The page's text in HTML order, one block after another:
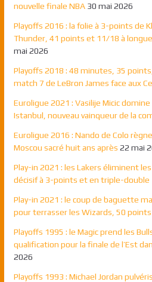
nouvelle finale NBA 30 mai 2026
Playoffs 2016 : la folie à 3-points de
Thunder, 41 points et 11/18 à
mai 2026
Playoffs 2018 : 48 minutes, 35
match 7 de LeBron James face aux
Euroligue 2021 : Vasilije Micic
Istanbul, nouveau vainqueur de la
Euroligue 2016 : Nando de Colo
Moscou sacré huit ans après 22 mai
Play-in 2021 : les Lakers éliminent
décisif à 3-points et en triple-double
Play-in 2021 : le coup de baguette
pour terrasser les Wizards, 50 points
Playoffs 1995 : le Magic prend les
qualification pour la finale de l’Est
2026
Playoffs 1993 : Michael Jordan